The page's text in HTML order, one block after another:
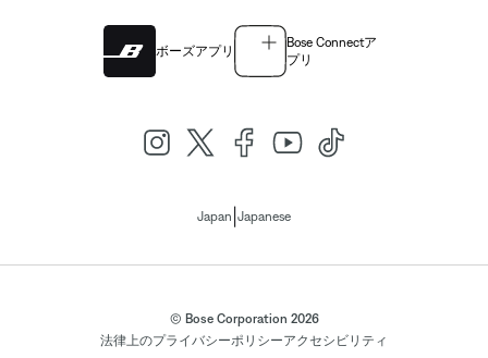
ボーズアプリ
Bose Connectア
プリ
Japan Japanese
© Bose Corporation 2026
法律上のプライバシーポリシーアクセシビリティ